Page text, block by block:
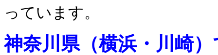
っています。
神奈川県（横浜・川崎